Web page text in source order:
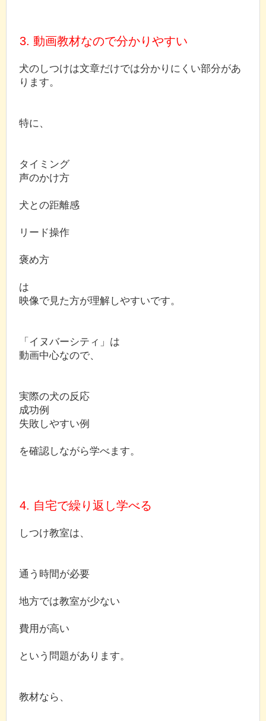
3. 動画教材なので分かりやすい
犬のしつけは文章だけでは分かりにくい部分があ
ります。
特に、
タイミング
声のかけ方
犬との距離感
リード操作
褒め方
は
映像で見た方が理解しやすいです。
「イヌバーシティ」は
動画中心なので、
実際の犬の反応
成功例
失敗しやすい例
を確認しながら学べます。
4. 自宅で繰り返し学べる
しつけ教室は、
通う時間が必要
地方では教室が少ない
費用が高い
という問題があります。
教材なら、